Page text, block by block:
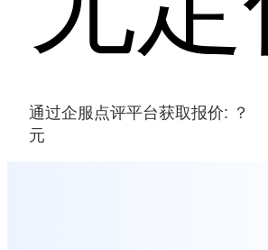
通过企服点评平台获取报价: ？
元